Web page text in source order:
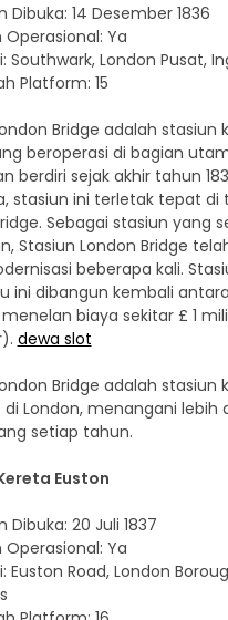
Dibuka: 14 Desember 1836
Operasional: Ya
Southwark, London Pusat,
Platform: 15
Bridge adalah stasiun
beroperasi di bagian
berdiri sejak akhir tahun
stasiun ini terletak tepat di
Sebagai stasiun yang
Stasiun London Bridge
beberapa kali.
ini dibangun kembali
menelan biaya sekitar £ 1
dewa slot
Bridge adalah stasiun
London, menangani lebih
setiap tahun.
Euston
Dibuka: 20 Juli 1837
Operasional: Ya
Euston Road, London